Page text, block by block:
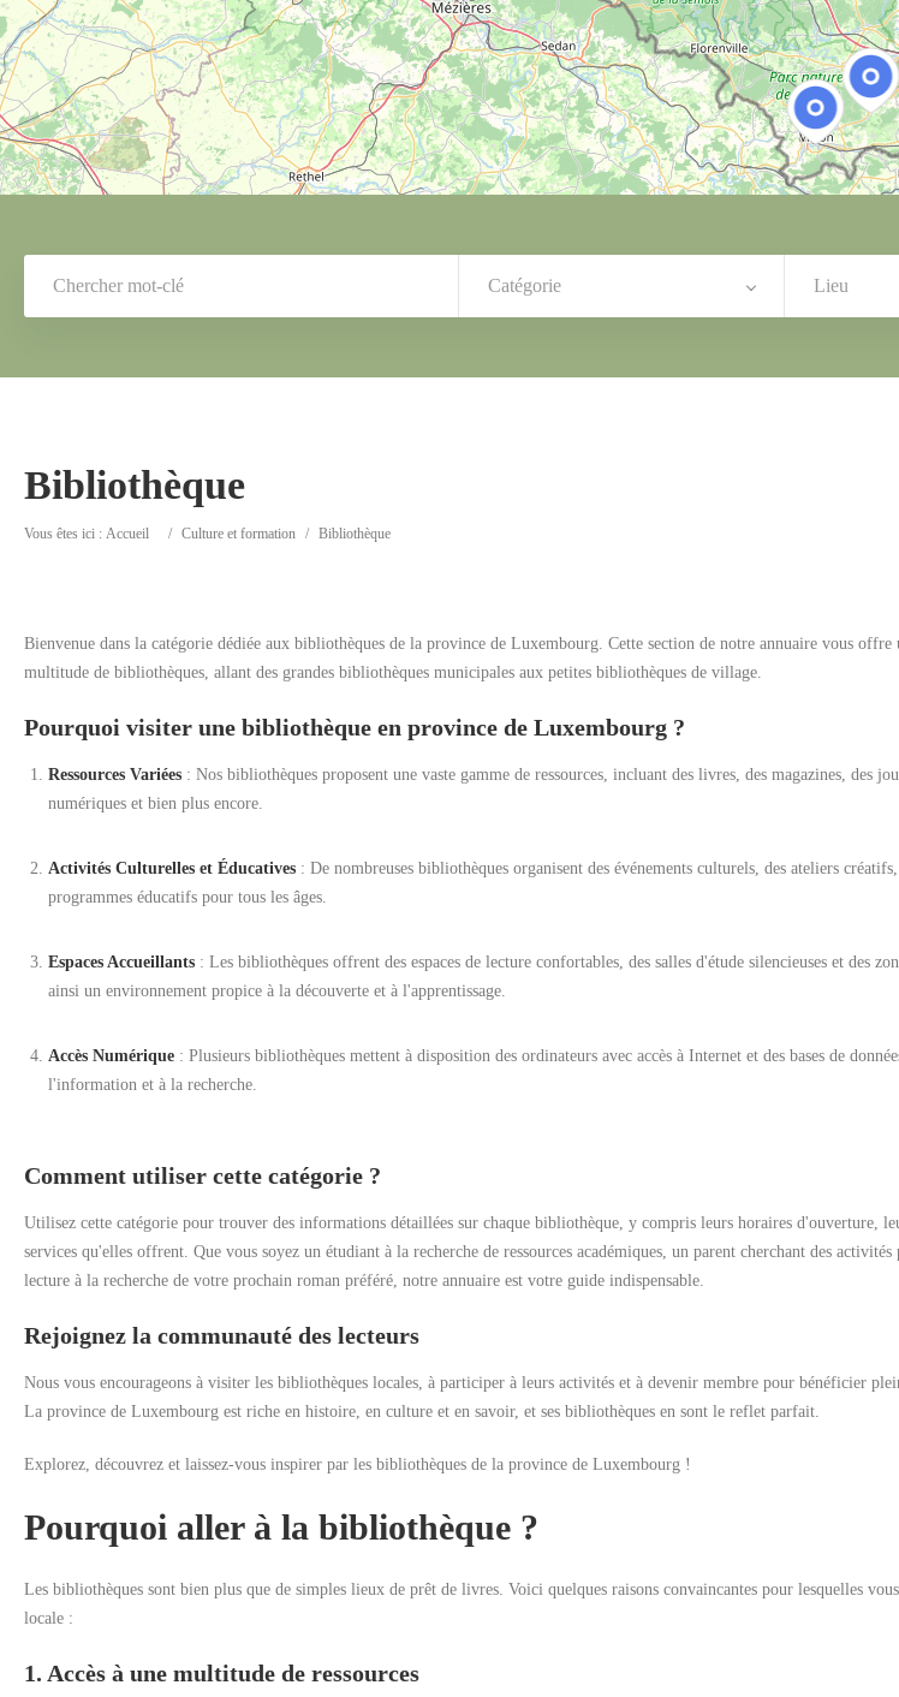
Catégorie Lieu
Bibliothèque
Vous êtes ici : Accueil / Culture et formation / Bibliothèque
Bienvenue dans la catégorie dédiée aux bibliothèques de la province de Luxembourg. Cette section de notre annuaire vous offre
multitude de bibliothèques, allant des grandes bibliothèques municipales aux petites bibliothèques de village.
Pourquoi visiter une bibliothèque en province de Luxembourg ?
Ressources Variées : Nos bibliothèques proposent une vaste gamme de ressources, incluant des livres, des magazines, des
numériques et bien plus encore.
Activités Culturelles et Éducatives : De nombreuses bibliothèques organisent des événements culturels, des ateliers
programmes éducatifs pour tous les âges.
Espaces Accueillants : Les bibliothèques offrent des espaces de lecture confortables, des salles d'étude silencieuses et des
ainsi un environnement propice à la découverte et à l'apprentissage.
Accès Numérique : Plusieurs bibliothèques mettent à disposition des ordinateurs avec accès à Internet et des bases de
l'information et à la recherche.
Comment utiliser cette catégorie ?
Utilisez cette catégorie pour trouver des informations détaillées sur chaque bibliothèque, y compris leurs horaires d'ouverture,
services qu'elles offrent. Que vous soyez un étudiant à la recherche de ressources académiques, un parent cherchant des
lecture à la recherche de votre prochain roman préféré, notre annuaire est votre guide indispensable.
Rejoignez la communauté des lecteurs
Nous vous encourageons à visiter les bibliothèques locales, à participer à leurs activités et à devenir membre pour bénéficier
La province de Luxembourg est riche en histoire, en culture et en savoir, et ses bibliothèques en sont le reflet parfait.
Explorez, découvrez et laissez-vous inspirer par les bibliothèques de la province de Luxembourg !
Pourquoi aller à la bibliothèque ?
Les bibliothèques sont bien plus que de simples lieux de prêt de livres. Voici quelques raisons convaincantes pour lesquelles
locale :
1. Accès à une multitude de ressources